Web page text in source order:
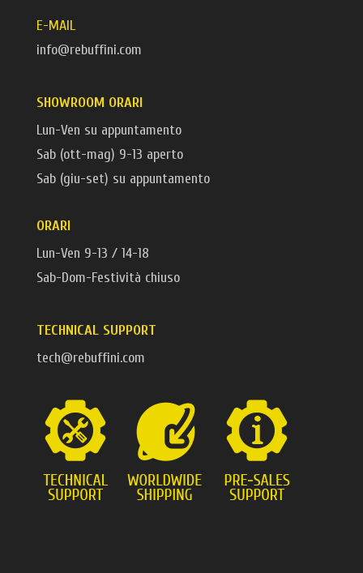
E-MAIL
info@rebuffini.com
SHOWROOM ORARI
Lun-Ven su appuntamento
Sab (ott-mag) 9-13 aperto
Sab (giu-set) su appuntamento
ORARI
Lun-Ven 9-13 / 14-18
Sab-Dom-Festività chiuso
TECHNICAL SUPPORT
tech@rebuffini.com